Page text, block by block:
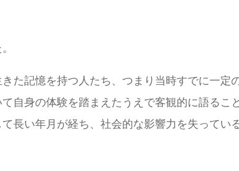
た記憶を持つ人たち、つまり当時すでに一定
自身の体験を踏まえたうえで客観的に語るこ
長い年月が経ち、社会的な影響力を失ってい